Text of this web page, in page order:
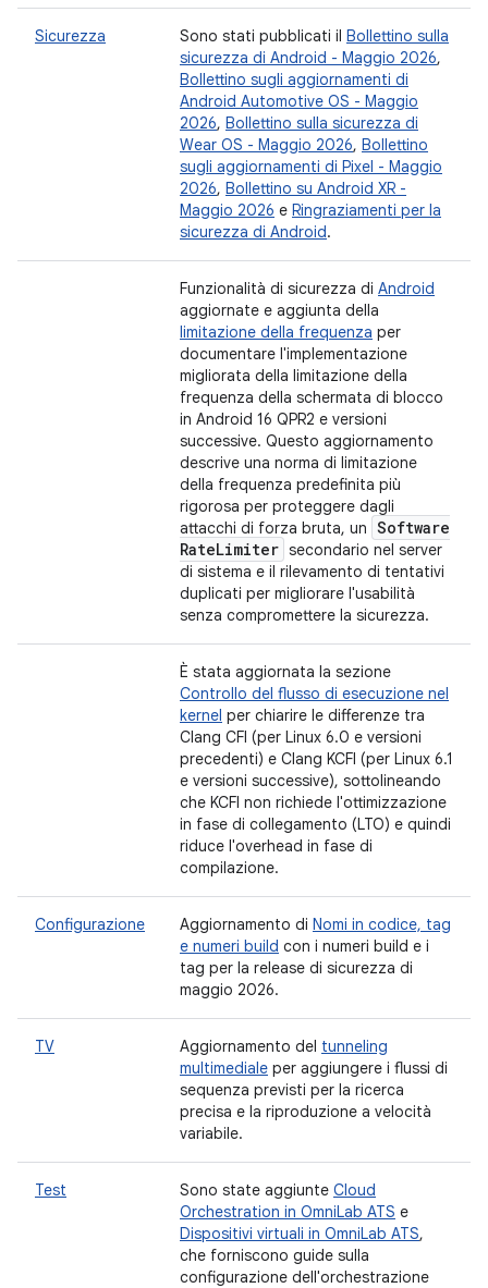
Sicurezza Sono stati pubblicati il Bollettino sulla
sicurezza di Android - Maggio 2026,
Bollettino sugli aggiornamenti di
Android Automotive OS - Maggio
2026, Bollettino sulla sicurezza di
Wear OS - Maggio 2026, Bollettino
sugli aggiornamenti di Pixel - Maggio
2026, Bollettino su Android XR -
Maggio 2026 e Ringraziamenti per la
sicurezza di Android.
Funzionalità di sicurezza di Android
aggiornate e aggiunta della
limitazione della frequenza per
documentare l'implementazione
migliorata della limitazione della
frequenza della schermata di blocco
in Android 16 QPR2 e versioni
successive. Questo aggiornamento
descrive una norma di limitazione
della frequenza predefinita più
rigorosa per proteggere dagli
attacchi di forza bruta, un Software
RateLimiter secondario nel server
di sistema e il rilevamento di tentativi
duplicati per migliorare l'usabilità
senza compromettere la sicurezza.
È stata aggiornata la sezione
Controllo del flusso di esecuzione nel
kernel per chiarire le differenze tra
Clang CFI (per Linux 6.0 e versioni
precedenti) e Clang KCFI (per Linux 6.1
e versioni successive), sottolineando
che KCFI non richiede l'ottimizzazione
in fase di collegamento (LTO) e quindi
riduce l'overhead in fase di
compilazione.
Configurazione Aggiornamento di Nomi in codice, tag
e numeri build con i numeri build e i
tag per la release di sicurezza di
maggio 2026.
TV Aggiornamento del tunneling
multimediale per aggiungere i flussi di
sequenza previsti per la ricerca
precisa e la riproduzione a velocità
variabile.
Test Sono state aggiunte Cloud
Orchestration in OmniLab ATS e
Dispositivi virtuali in OmniLab ATS,
che forniscono guide sulla
configurazione dell'orchestrazione